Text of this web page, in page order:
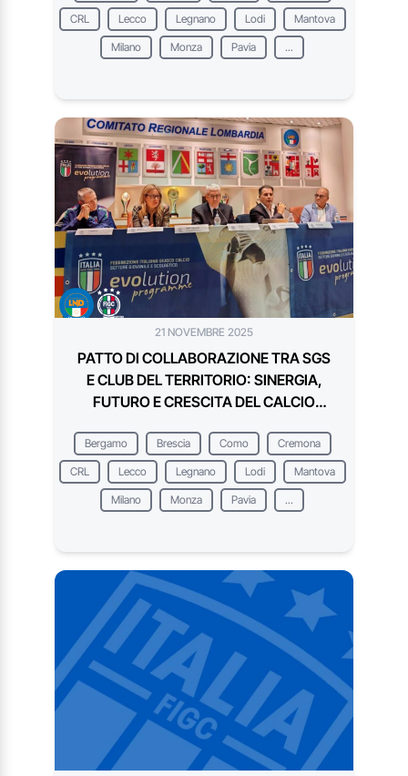
CRL Lecco Legnano Lodi Mantova
Milano Monza Pavia ...
21 NOVEMBRE 2025
PATTO DI COLLABORAZIONE TRA SGS
E CLUB DEL TERRITORIO: SINERGIA,
FUTURO E CRESCITA DEL CALCIO
Bergamo Brescia Como Cremona
CRL Lecco Legnano Lodi Mantova
Milano Monza Pavia ...